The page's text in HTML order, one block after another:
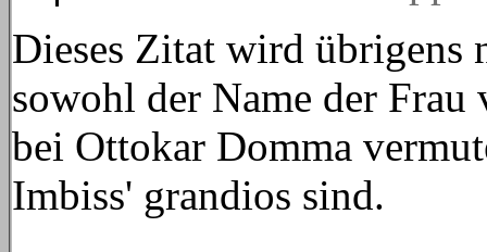
Dieses Zitat wird übrigens
sowohl der Name der
bei Ottokar Domma
Imbiss' grandios sind.